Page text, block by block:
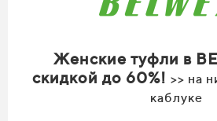
Женские туфли в
скидкой до 60%! >> на
каблуке